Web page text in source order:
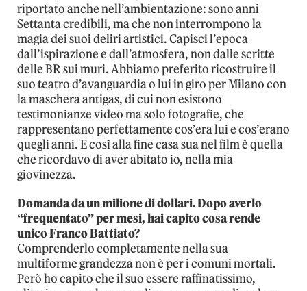
riportato anche nell’ambientazione: sono anni
Settanta credibili, ma che non interrompono la
magia dei suoi deliri artistici. Capisci l’epoca
dall’ispirazione e dall’atmosfera, non dalle scritte
delle BR sui muri. Abbiamo preferito ricostruire il
suo teatro d’avanguardia o lui in giro per Milano con
la maschera antigas, di cui non esistono
testimonianze video ma solo fotografie, che
rappresentano perfettamente cos’era lui e cos’erano
quegli anni. E così alla fine casa sua nel film è quella
che ricordavo di aver abitato io, nella mia
giovinezza.
Domanda da un milione di dollari. Dopo averlo
“frequentato” per mesi, hai capito cosa rende
unico Franco Battiato?
Comprenderlo completamente nella sua
multiforme grandezza non è per i comuni mortali.
Però ho capito che il suo essere raffinatissimo,